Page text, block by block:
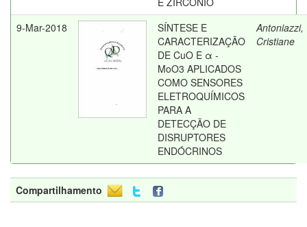
9-Mar-2018
SÍNTESE E
CARACTERIZAÇÃO
DE CuO E α -
MoO3 APLICADOS
COMO SENSORES
ELETROQUÍMICOS
PARA A
DETECÇÃO DE
DISRUPTORES
ENDÓCRINOS
Antoniazzi,
Cristiane
Compartilhamento